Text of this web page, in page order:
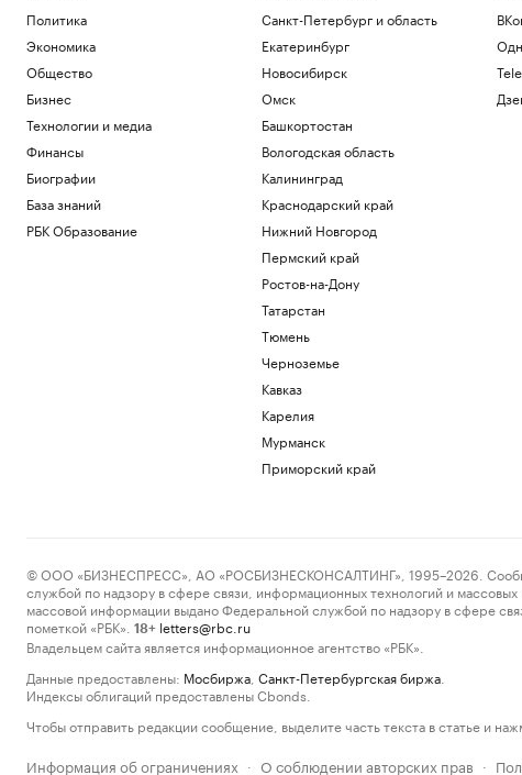
Краснодарский край
вступит в силу 6 октября
Политика
Как Ходынка стала новым центром
притяжения
РБК и Stone
Политика
Экономика
Общество
Бизнес
Технологии и медиа
Финансы
Биографии
База знаний
РБК Образование
Санкт-Петербург и область
Екатеринбург
Новосибирск
Омск
Башкортостан
Вологодская область
Калининград
Краснодарский край
Нижний Новгород
Пермский край
Ростов-на-Дону
Татарстан
Тюмень
Черноземье
Кавказ
Карелия
Мурманск
Приморский край
© ООО «БИЗНЕСПРЕСС», АО «РОСБИЗНЕСКОНСАЛТИНГ», 1995–2026.
службой по надзору в сфере связи, информационных технологий и
массовой информации выдано Федеральной службой по надзору в сфере
пометкой «РБК».
18+ letters@rbc.ru
Владельцем сайта является информационное агентство «РБК».
Данные предоставлены: Мосбиржа Санкт-Петербургская биржа
Индексы облигаций предоставлены Cbonds.
Чтобы отправить редакции сообщение, выделите часть текста в статье и
Информация об ограничениях · О соблюдении авторских прав ·